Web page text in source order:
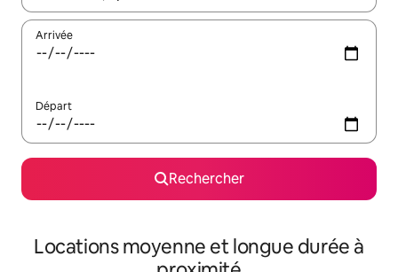
Arrivée
Départ
Rechercher
Locations moyenne et longue durée à